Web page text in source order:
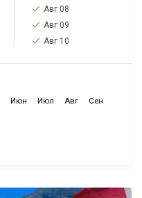
Авг 08
Авг 09
Авг 10
Июн Июл Авг
Сен